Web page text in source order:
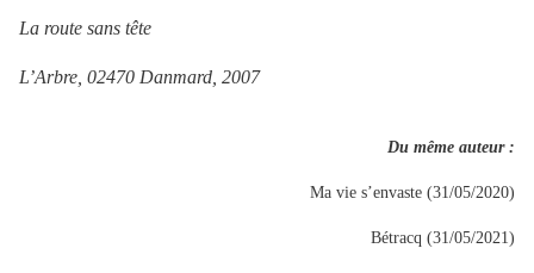
La route sans tête
L’Arbre, 02470 Danmard, 2007
Du même auteur :
Ma vie s’envaste (31/05/2020)
Bétracq (31/05/2021)